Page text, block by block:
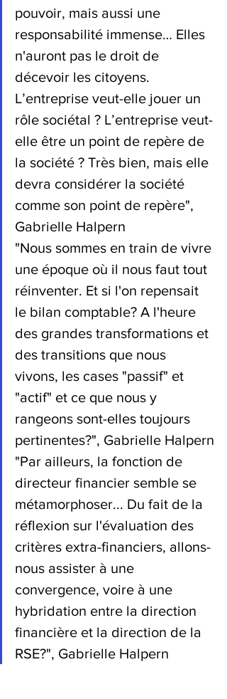
pouvoir, mais aussi une
responsabilité immense… Elles
n'auront pas le droit de
décevoir les citoyens.
L’entreprise veut-elle jouer un
rôle sociétal ? L’entreprise veut-
elle être un point de repère de
la société ? Très bien, mais elle
devra considérer la société
comme son point de repère",
Gabrielle Halpern
"Nous sommes en train de vivre
une époque où il nous faut tout
réinventer. Et si l'on repensait
le bilan comptable? A l'heure
des grandes transformations et
des transitions que nous
vivons, les cases "passif" et
"actif" et ce que nous y
rangeons sont-elles toujours
pertinentes?", Gabrielle Halpern
"Par ailleurs, la fonction de
directeur financier semble se
métamorphoser... Du fait de la
réflexion sur l'évaluation des
critères extra-financiers, allons-
nous assister à une
convergence, voire à une
hybridation entre la direction
financière et la direction de la
RSE?", Gabrielle Halpern